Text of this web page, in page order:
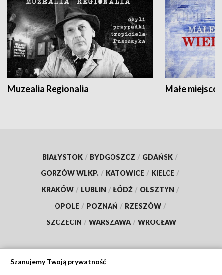
Muzealia Regionalia Małe
BIAŁYSTOK / BYDGOSZCZ / GDAŃSK /
GORZÓW WLKP. / KATOWICE / KIELCE /
KRAKÓW / LUBLIN / ŁÓDŹ / OLSZTYN /
OPOLE / POZNAŃ / RZESZÓW /
SZCZECIN / WARSZAWA / WROCŁAW
Szanujemy Twoją prywatność